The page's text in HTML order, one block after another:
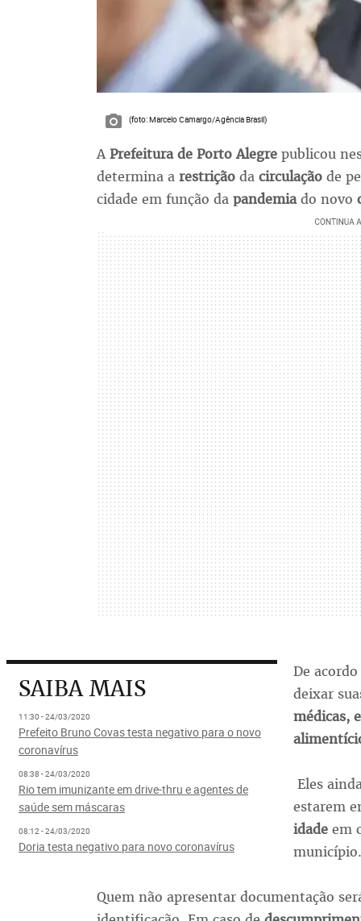
(foto: Marcelo Camargo/Agência Brasil)
APrefeitura de Porto Alegrepublicou
determina a restrição da circulação de
cidade em função da pandemiado novo
SAIBA MAIS
11:30 - 24/03/2020
Prefeito Bruno Covas testa negativo para o novo
coronavírus
08:38 - 24/03/2020
Rio tem imunizante em drive-thru e agentes de
saúde sem máscaras
08:12 - 24/03/2020
Doria testa negativo para novo coronavírus
De
deixar
médicas,
Eles
estarem
idade em
município.
Quem não apresentar documentação